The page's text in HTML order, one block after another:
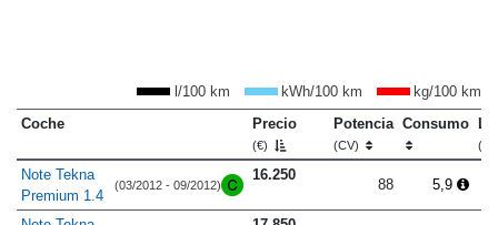
l/100 km kWh/100 km
kg/100 km
Coche
Precio
(€)
Potencia
(CV)
Consumo
Note Tekna
Premium 1.4
(03/2012 - 09/2012)
16.250
88 5,9